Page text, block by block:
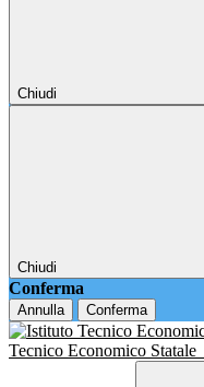
Chiudi
Chiudi
Conferma
Annulla Conferma
Tecnico Economico Statale